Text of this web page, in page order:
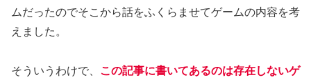
ムだったのでそこから話をふくらませてゲームの内容を考
えました。
そういうわけで、 この記事に書いてあるのは存在しないゲ